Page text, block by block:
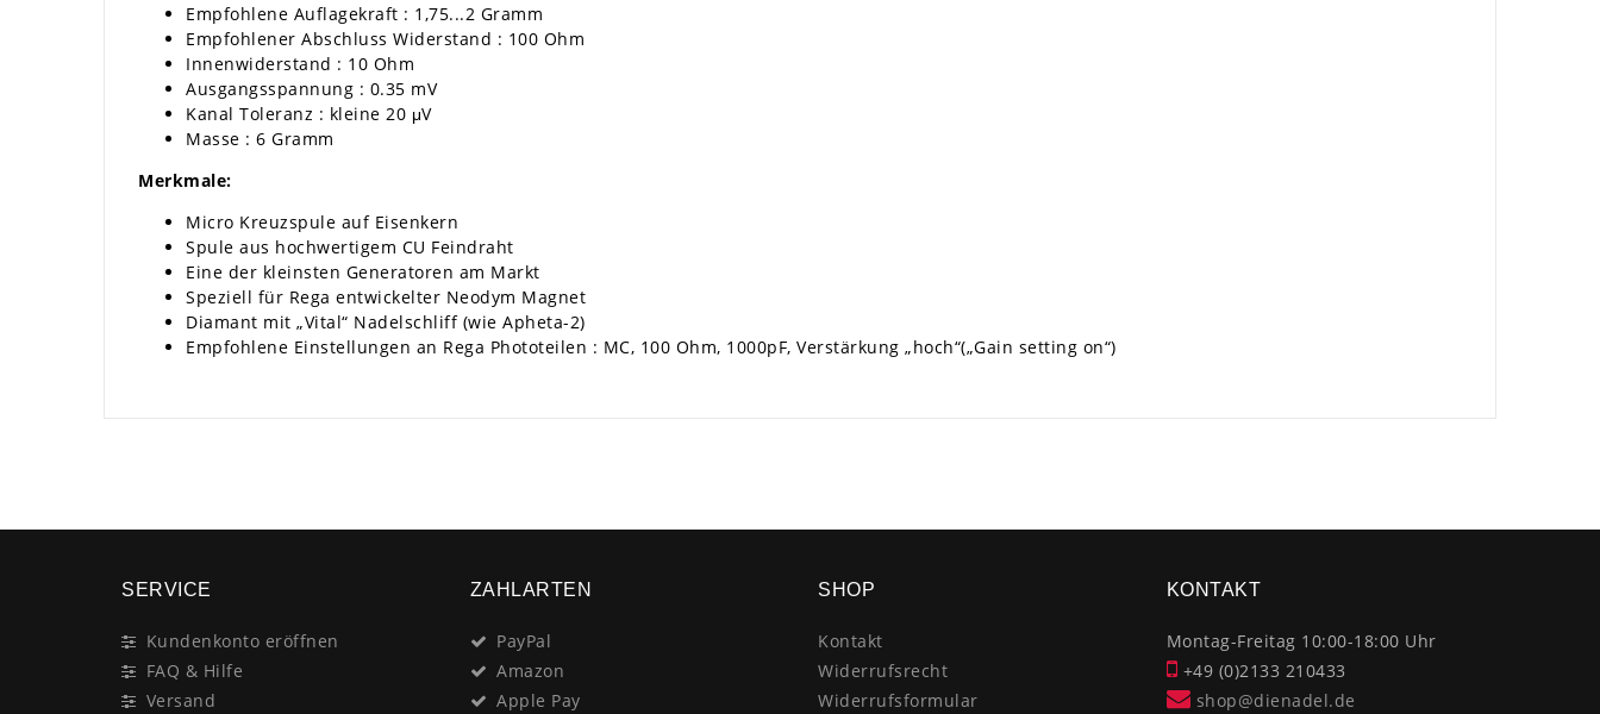
Empfohlene Auflagekraft : 1,75...2 Gramm
Empfohlener Abschluss Widerstand : 100 Ohm
Innenwiderstand : 10 Ohm
Ausgangsspannung : 0.35 mV
Kanal Toleranz : kleine 20 μV
Masse : 6 Gramm
Merkmale:
Micro Kreuzspule auf Eisenkern
Spule aus hochwertigem CU Feindraht
Eine der kleinsten Generatoren am Markt
Speziell für Rega entwickelter Neodym Magnet
Diamant mit „Vital“ Nadelschliff (wie Apheta-2)
Empfohlene Einstellungen an Rega Phototeilen : MC, 100 Ohm, 1000pF, Verstärkung „hoch“(„Gain setting on“)
SERVICE
Kundenkonto eröffnen
FAQ & Hilfe
Versand
ZAHLARTEN
PayPal
Amazon
Apple Pay
SHOP
Kontakt
Widerrufsrecht
Widerrufsformular
KONTAKT
Montag-Freitag 10:00-18:00 Uhr
+49 (0)2133 210433
shop@dienadel.de